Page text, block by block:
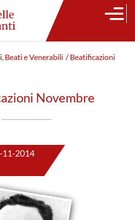
Beati e Venerabili / Beatificazioni
Novembre
11-2014